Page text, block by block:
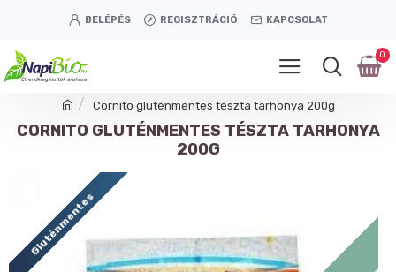
BELÉPÉS REGISZTRÁCIÓ KAPCSOLAT
0
Cornito gluténmentes tészta tarhonya 200g
CORNITO GLUTÉNMENTES TÉSZTA TARHONYA
200G
Gluténmentes